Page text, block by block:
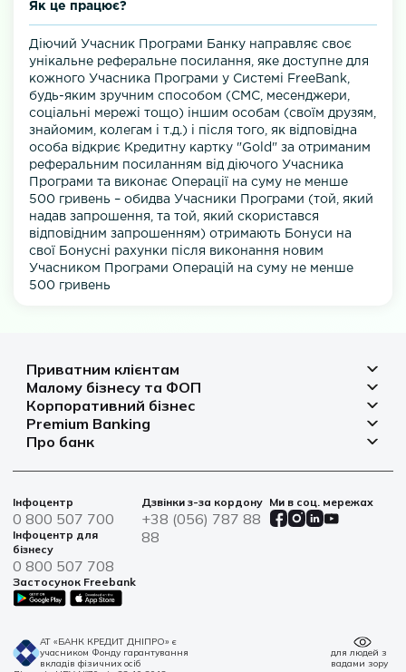
Як це працює?
Діючий Учасник Програми Банку направляє своє
унікальне реферальне посилання, яке доступне для
кожного Учасника Програми у Системі FreeBank,
будь-яким зручним способом (СМС, месенджери,
соціальні мережі тощо) іншим особам (своїм друзям,
знайомим, колегам і т.д.) і після того, як відповідна
особа відкриє Кредитну картку "Gold" за отриманим
реферальним посиланням від діючого Учасника
Програми та виконає Операції на суму не менше
500 гривень – обидва Учасники Програми (той, який
надав запрошення, та той, який скористався
відповідним запрошенням) отримають Бонуси на
свої Бонусні рахунки після виконання новим
Учасником Програми Операцій на суму не менше
500 гривень
Приватним клієнтам
Депозити
Кредити
Платіжні картки
Платежі
Іпотека
Страхування
Малому бізнесу та ФОП
Рахунок для бізнесу
Фінансування
Овердрафт
Корпоративний бізнес
Рахунки і платежі
Депозити
Агробізнес
Цінні папери
Premium Banking
Депозити
Платіжні картки
Банківські сейфи
Військові облігації
Центри обслуговування
Про банк
Новини
Фінансова звітність
Сталий розвиток
Інформація для акціонерів та стейкхолдерів
Інфоцентр
0 800 507 700
Інфоцентр для
бізнесу
0 800 507 708
Дзвінки з-за кордону
+38 (056) 787 88
88
Ми в соц. мережах
Застосунок Freebank
АТ «БАНК КРЕДИТ ДНІПРО» є
учасником Фонду гарантування
вкладів фізичних осіб
для людей з
вадами зору